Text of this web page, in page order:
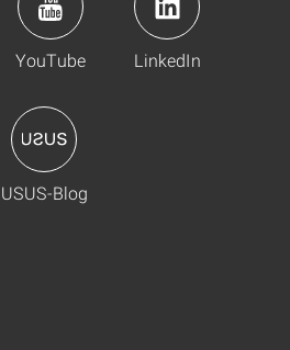
YouTube LinkedIn
USUS-Blog